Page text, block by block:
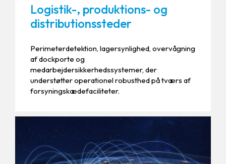
Logistik-, produktions- og
distributionssteder
Perimeterdetektion, lagersynlighed, overvågning
af dockporte og
medarbejdersikkerhedssystemer, der
understøtter operationel robusthed på tværs af
forsyningskædefaciliteter.